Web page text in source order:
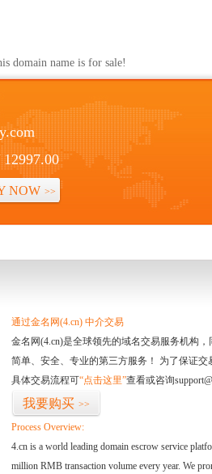
domain name is for sale!
NOW >>
通过金名网(4.cn) 中介交易
金名网(4.cn)是全球领先的域名交易服务机构
简单、安全、专业的第三方服务！ 为了保证
具体交易流程可“点击这里”查看或咨询
我要购买 >>
Process Overview:
4.cn is a world leading domain escrow service
million RMB transaction volume every year. We